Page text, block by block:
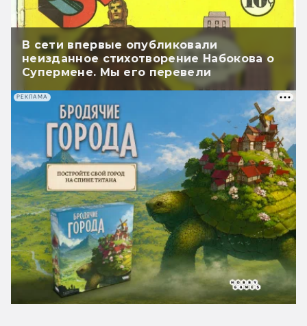
В сети впервые опубликовали
неизданное стихотворение Набокова о
Супермене. Мы его перевели
РЕКЛАМА